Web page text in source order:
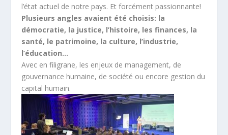
l’état actuel de notre pays. Et forcément passionnante!
Plusieurs angles avaient été choisis: la
démocratie, la justice, l’histoire, les finances, la
santé, le patrimoine, la culture, l’industrie,
l’éducation…
Avec en filigrane, les enjeux de management, de
gouvernance humaine, de société ou encore gestion du
capital humain.